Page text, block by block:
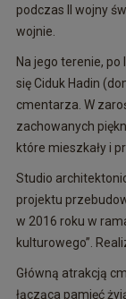
podczas II wojny
wojnie.
Na jego terenie,
się Ciduk Hadin
cmentarza. W
zachowanych
które mieszkały i
Studio
projektu
w 2016 roku w
kulturowego”.
Główną atrakcją
łącząca pamięć